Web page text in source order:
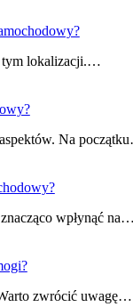
tym lokalizacji.…
Na
wpłynąć na…
zwrócić uwagę…